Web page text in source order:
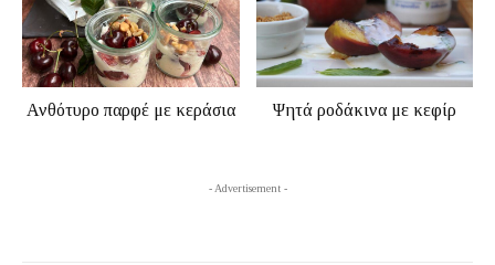
Ανθότυρο παρφέ με κεράσια Ψητά ροδάκινα με κεφίρ
- Advertisement -